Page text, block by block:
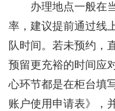
办理地点一般在当
率，建议提前通过线
队时间。若未预约，
预留更充裕的时间应
心环节都是在柜台填
账户使用申请表》，